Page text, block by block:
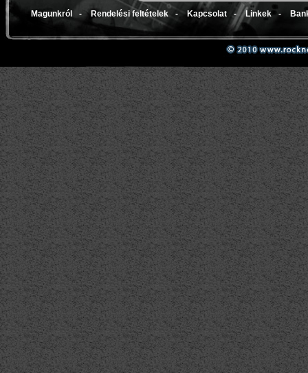
Magunkról - Rendelési feltételek - Kapcsolat - Linkek -